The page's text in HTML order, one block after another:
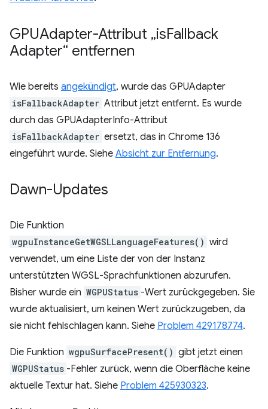
GPUAdapter-Attribut „isFallback
Adapter“ entfernen
Wie bereits angekündigt, wurde das GPUAdapter
isFallbackAdapter Attribut jetzt entfernt. Es wurde
durch das GPUAdapterInfo-Attribut
isFallbackAdapter ersetzt, das in Chrome 136
eingeführt wurde. Siehe Absicht zur Entfernung.
Dawn-Updates
Die Funktion
wgpuInstanceGetWGSLLanguageFeatures() wird
verwendet, um eine Liste der von der Instanz
unterstützten WGSL-Sprachfunktionen abzurufen.
Bisher wurde ein WGPUStatus -Wert zurückgegeben. Sie
wurde aktualisiert, um keinen Wert zurückzugeben, da
sie nicht fehlschlagen kann. Siehe Problem 429178774.
Die Funktion wgpuSurfacePresent() gibt jetzt einen
WGPUStatus -Fehler zurück, wenn die Oberfläche keine
aktuelle Textur hat. Siehe Problem 425930323.